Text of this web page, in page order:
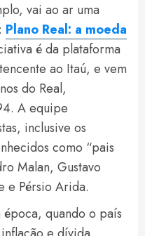
vai ao ar uma
Plano Real: a moeda
é da plataforma
ao Itaú, e vem
do Real,
A equipe
inclusive os
como “pais
Malan, Gustavo
e Pérsio Arida.
época, quando o país